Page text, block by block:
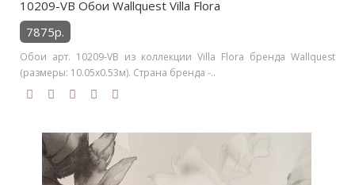
10209-VB Обои Wallquest Villa Flora
7875р.
Обои арт. 10209-VB из коллекции Villa Flora бренда Wallquest
(размеры: 10.05х0.53м). Страна бренда -..